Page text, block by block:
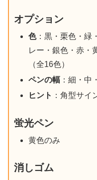
オプション
色：黒・栗色・緑
レー・銀色・赤・
（全16色）
ペンの幅 ：細・中
ヒント ：角型サイ
蛍光ペン
黄色のみ
消しゴム